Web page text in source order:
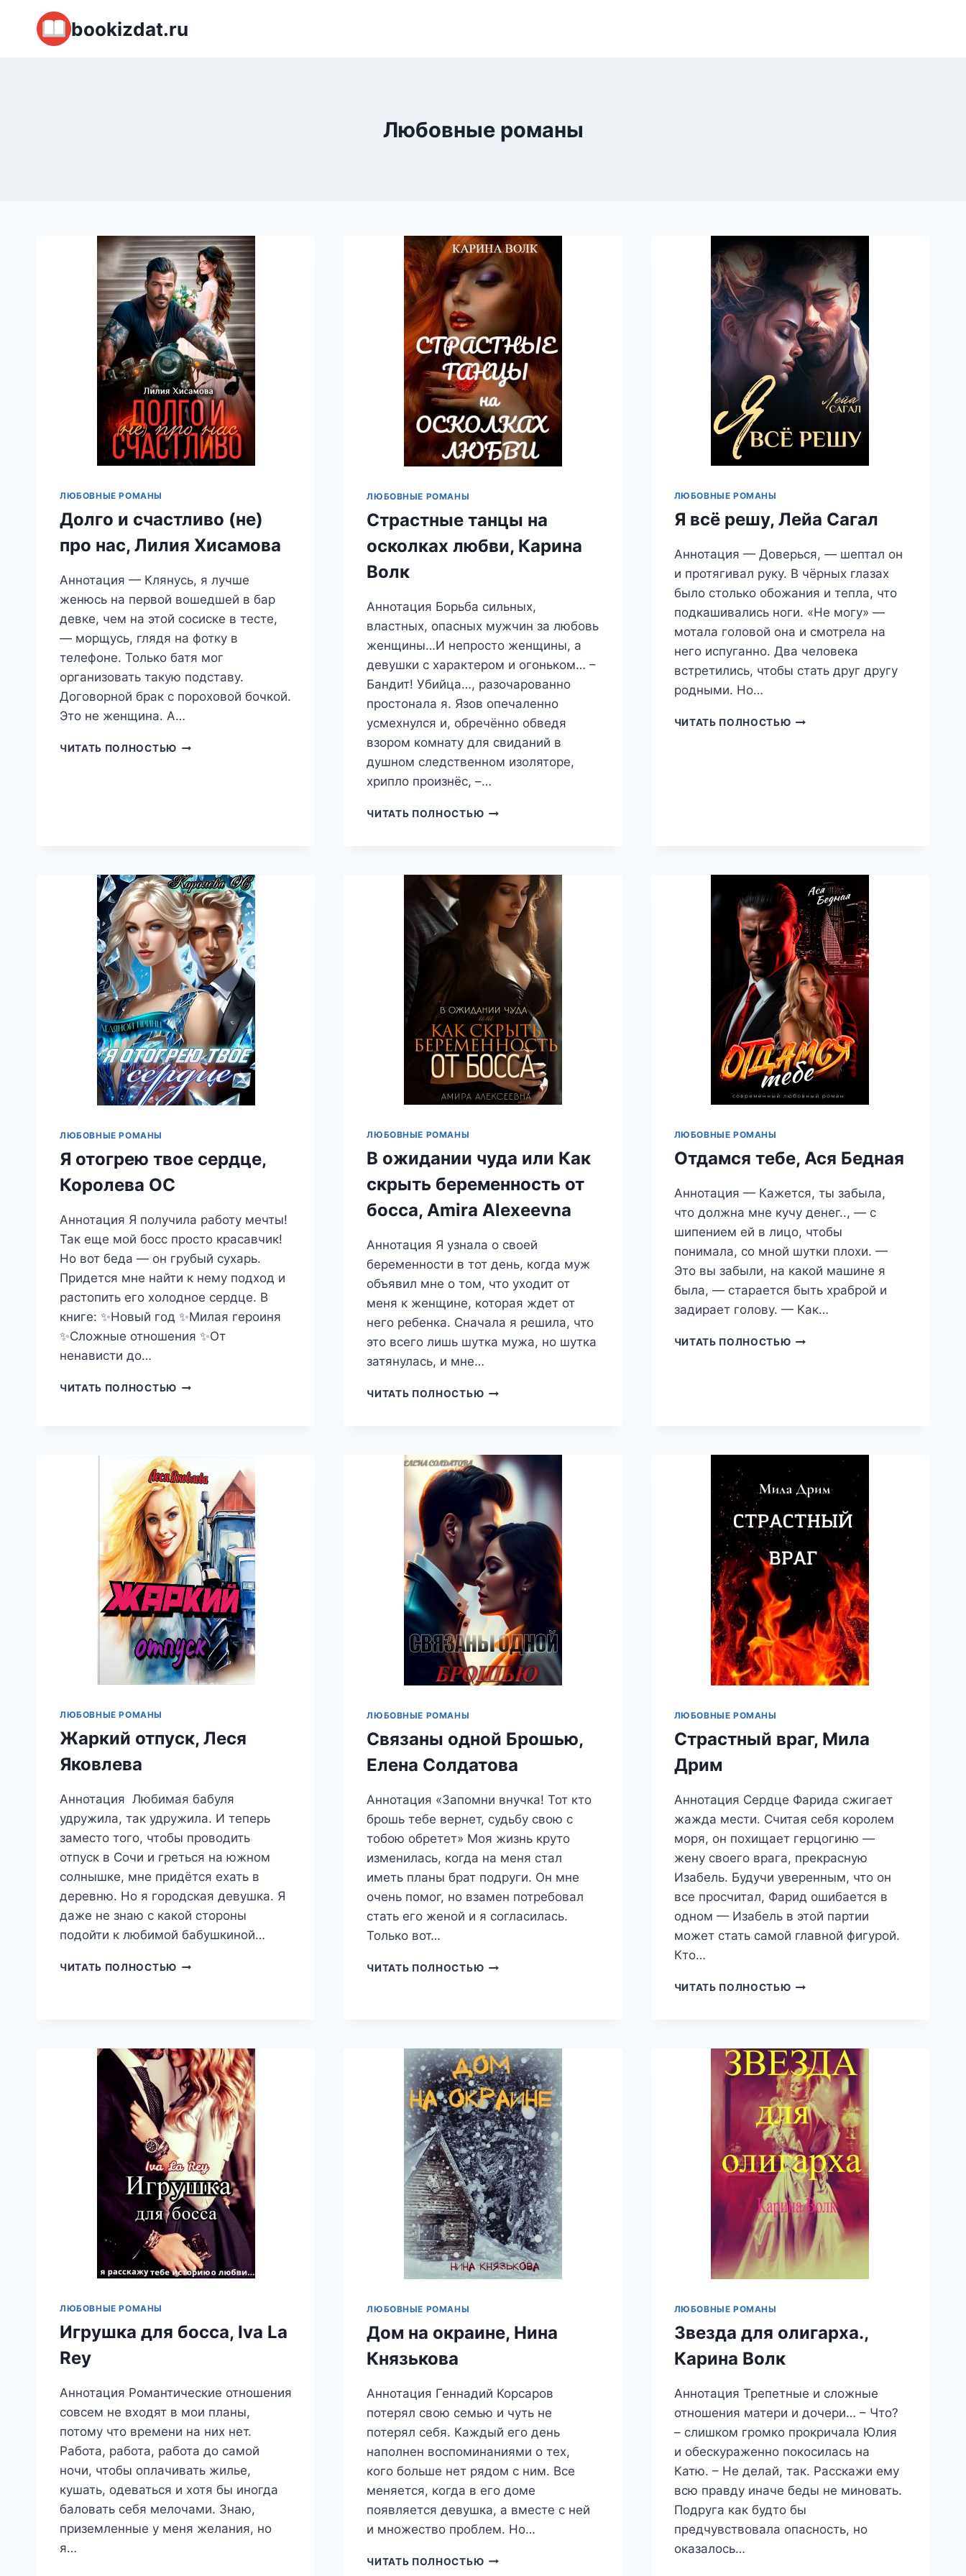
Перейти
содержимому
bookizdat.ru
Любовные романы
ЛЮБОВНЫЕ РОМАНЫ
Долго и счастливо (не)
про нас, Лилия Хисамова
Аннотация — Клянусь, я лучше
женюсь на первой вошедшей в бар
девке, чем на этой сосиске в тесте,
— морщусь, глядя на фотку в
телефоне. Только батя мог
организовать такую подставу.
Договорной брак с пороховой бочкой.
Это не женщина. А…
ЧИТАТЬ ПОЛНОСТЬЮ ДОЛГО
ЛЮБОВНЫЕ РОМАНЫ
Страстные танцы на
осколках любви, Карина
Волк
Аннотация Борьба сильных,
властных, опасных мужчин за любовь
женщины…И непросто женщины, а
девушки с характером и огоньком… –
Бандит! Убийца…, разочарованно
простонала я. Язов опечаленно
усмехнулся и, обречённо обведя
взором комнату для свиданий в
душном следственном изоляторе,
хрипло произнёс, –…
ЧИТАТЬ ПОЛНОСТЬЮ СТРАСТНЫЕ
КАРИНА
ВОЛК
ЛЮБОВНЫЕ РОМАНЫ
Я всё решу, Лейа Сагал
Аннотация — Доверься, — шептал он
и протягивал руку. В чёрных глазах
было столько обожания и тепла, что
подкашивались ноги. «Не могу» —
мотала головой она и смотрела на
него испуганно. Два человека
встретились, чтобы стать друг другу
родными. Но…
ЧИТАТЬ ПОЛНОСТЬЮ Я
ЛЮБОВНЫЕ РОМАНЫ
Я отогрею твое сердце,
Королева ОС
Аннотация Я получила работу мечты!
Так еще мой босс просто красавчик!
Но вот беда — он грубый сухарь.
Придется мне найти к нему подход и
растопить его холодное сердце. В
книге: ✨Новый год ✨Милая героиня
✨Сложные отношения ✨От
ненависти до…
ЧИТАТЬ ПОЛНОСТЬЮ Я
ОС
ЛЮБОВНЫЕ РОМАНЫ
В ожидании чуда или Как
скрыть беременность от
босса, Amira Alexeevna
Аннотация Я узнала о своей
беременности в тот день, когда муж
объявил мне о том, что уходит от
меня к женщине, которая ждет от
него ребенка. Сначала я решила, что
это всего лишь шутка мужа, но шутка
затянулась, и мне…
ЧИТАТЬ ПОЛНОСТЬЮ В
СКРЫТЬ
БЕРЕМЕННОСТЬ
ОТ
БОССА,
AMIRA
ALEXEEVNA
ЛЮБОВНЫЕ РОМАНЫ
Отдамся тебе, Ася Бедная
Аннотация — Кажется, ты забыла,
что должна мне кучу денег.., — с
шипением ей в лицо, чтобы
понимала, со мной шутки плохи. —
Это вы забыли, на какой машине я
была, — старается быть храброй и
задирает голову. — Как…
ЧИТАТЬ ПОЛНОСТЬЮ ОТДАМСЯ
ЛЮБОВНЫЕ РОМАНЫ
Жаркий отпуск, Леся
Яковлева
Аннотация Любимая бабуля
удружила, так удружила. И теперь
заместо того, чтобы проводить
отпуск в Сочи и греться на южном
солнышке, мне придётся ехать в
деревню. Но я городская девушка. Я
даже не знаю с какой стороны
подойти к любимой бабушкиной…
ЧИТАТЬ ПОЛНОСТЬЮ ЖАРКИЙ
ЛЮБОВНЫЕ РОМАНЫ
Связаны одной Брошью,
Елена Солдатова
Аннотация «Запомни внучка! Тот кто
брошь тебе вернет, судьбу свою с
тобою обретет» Моя жизнь круто
изменилась, когда на меня стал
иметь планы брат подруги. Он мне
очень помог, но взамен потребовал
стать его женой и я согласилась.
Только вот…
ЧИТАТЬ ПОЛНОСТЬЮ СВЯЗАНЫ
ЛЮБОВНЫЕ РОМАНЫ
Страстный враг, Мила
Дрим
Аннотация Сердце Фарида сжигает
жажда мести. Считая себя королем
моря, он похищает герцогиню —
жену своего врага, прекрасную
Изабель. Будучи уверенным, что он
все просчитал, Фарид ошибается в
одном — Изабель в этой партии
может стать самой главной фигурой.
Кто…
ЧИТАТЬ ПОЛНОСТЬЮ СТРАСТНЫЙ
ЛЮБОВНЫЕ РОМАНЫ
Игрушка для босса, Iva La
Rey
Аннотация Романтические отношения
совсем не входят в мои планы,
потому что времени на них нет.
Работа, работа, работа до самой
ночи, чтобы оплачивать жилье,
кушать, одеваться и хотя бы иногда
баловать себя мелочами. Знаю,
приземленные у меня желания, но
я…
ЛЮБОВНЫЕ РОМАНЫ
Дом на окраине, Нина
Князькова
Аннотация Геннадий Корсаров
потерял свою семью и чуть не
потерял себя. Каждый его день
наполнен воспоминаниями о тех,
кого больше нет рядом с ним. Все
меняется, когда в его доме
появляется девушка, а вместе с ней
и множество проблем. Но…
ЧИТАТЬ ПОЛНОСТЬЮ ДОМ
ЛЮБОВНЫЕ РОМАНЫ
Звезда для олигарха.,
Карина Волк
Аннотация Трепетные и сложные
отношения матери и дочери… – Что?
– слишком громко прокричала Юлия
и обескураженно покосилась на
Катю. – Не делай, так. Расскажи ему
всю правду иначе беды не миновать.
Подруга как будто бы
предчувствовала опасность, но
оказалось…